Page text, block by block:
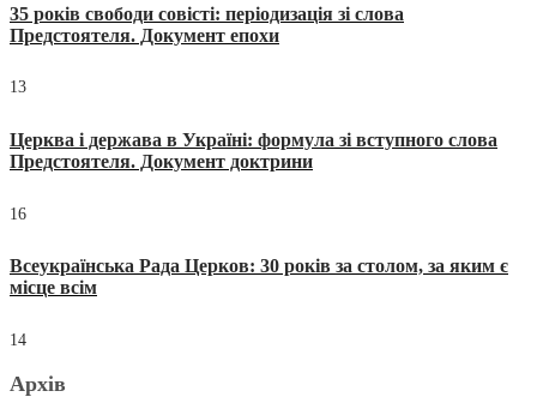
35 років свободи совісті: періодизація зі слова
Предстоятеля. Документ епохи
13
Церква і держава в Україні: формула зі вступного слова
Предстоятеля. Документ доктрини
16
Всеукраїнська Рада Церков: 30 років за столом, за яким є
місце всім
14
Архів